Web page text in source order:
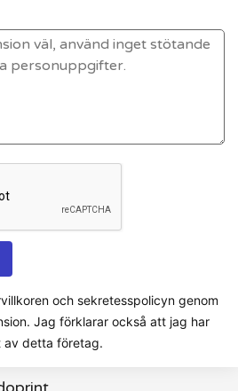
och sekretesspolicyn genom
Jag förklarar också att jag har
av detta företag.